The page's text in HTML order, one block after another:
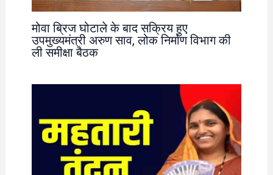
मोवा ब्रिज घोटाले के बाद सक्रिय हुए
उपमुख्यमंत्री अरुण साव, लोक निर्माण विभाग की
ली समीक्षा बैठक